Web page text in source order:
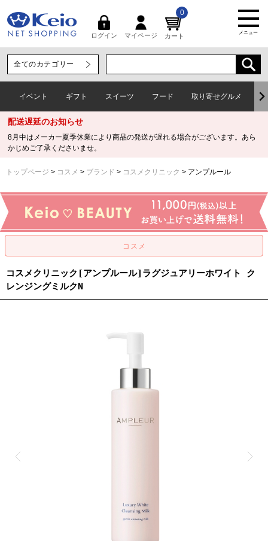
ログイン マイページ カート
0
メニュー
イベント ギフト スイーツ フード 取り寄せグルメ
配送遅延のお知らせ
8月中はメーカー夏季休業により商品の発送が遅れる場合がございます。あら
かじめご了承くださいませ。
トップページ コスメ ブランド コスメクリニック アンプルール
コスメクリニック[アンプルール]ラグジュアリーホワイト ク
レンジングミルクN